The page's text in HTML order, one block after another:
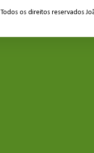
Todos os direitos reservados